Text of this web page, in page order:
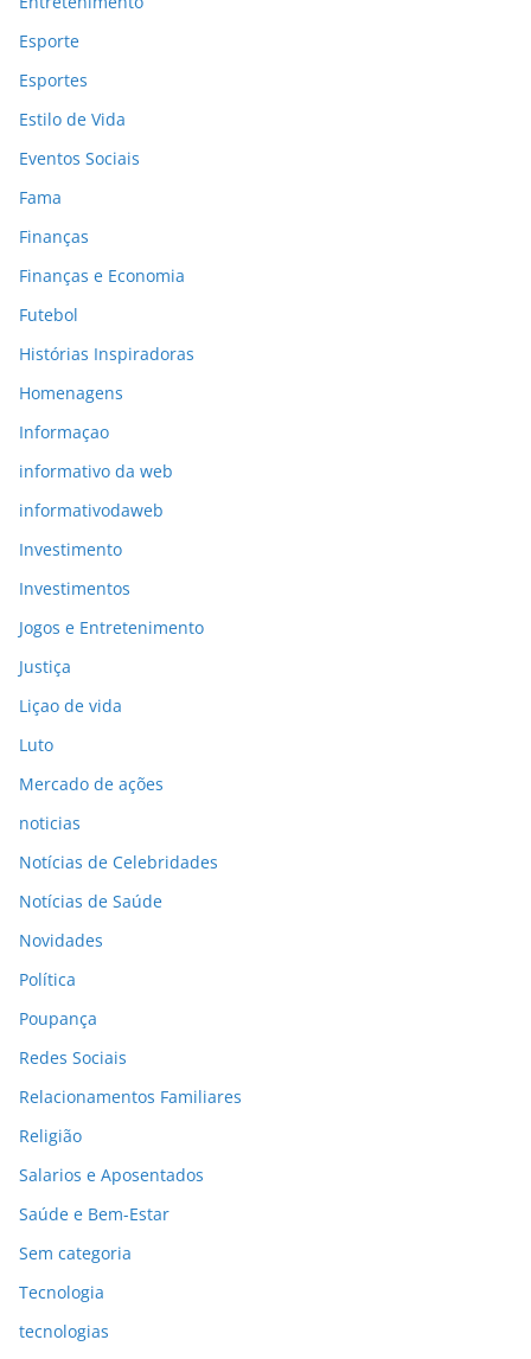
Esporte
Esportes
Estilo de Vida
Eventos Sociais
Fama
Finanças
Finanças e Economia
Futebol
Histórias Inspiradoras
Homenagens
Informaçao
informativo da web
informativodaweb
Investimento
Investimentos
Jogos e Entretenimento
Justiça
Liçao de vida
Luto
Mercado de ações
noticias
Notícias de Celebridades
Notícias de Saúde
Novidades
Política
Poupança
Redes Sociais
Relacionamentos Familiares
Religião
Salarios e Aposentados
Saúde e Bem-Estar
Sem categoria
Tecnologia
tecnologias